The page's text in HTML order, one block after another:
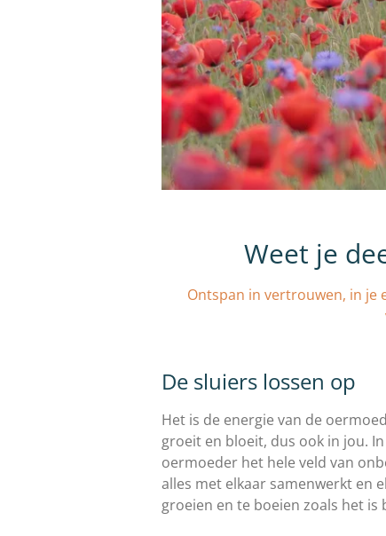
Weet je
Ontspan in vertrouwen, in je
De sluiers lossen op
Het is de energie van de
groeit en bloeit, dus ook in jou.
oermoeder het hele veld van
alles met elkaar samenwerkt en
groeien en te boeien zoals het is